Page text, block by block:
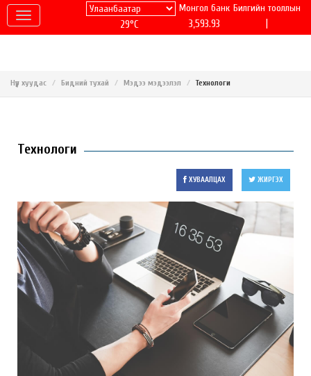
29°C
Монгол банк
3,593.93
Билгийн тооллын
Нүүр хуудас Бидний тухай Мэдээ мэдээлэл Технологи
Технологи
ХУВААЛЦАХ ЖИРГЭХ